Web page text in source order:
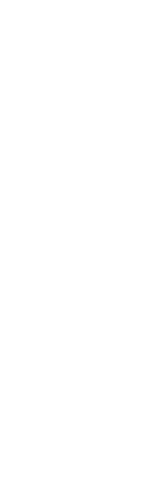
¿Se puede
La
una cierta
a los
lavado de
tardaría
parte de la
operativas.
capacidad